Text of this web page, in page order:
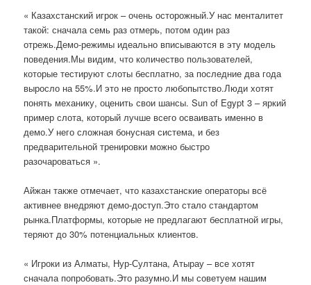
« Казахстанский игрок – очень осторожный.У нас менталитет
такой: сначала семь раз отмерь, потом один раз
отрежь.Демо-режимы идеально вписываются в эту модель
поведения.Мы видим, что количество пользователей,
которые тестируют слоты бесплатно, за последние два года
выросло на 55%.И это не просто любопытство.Люди хотят
понять механику, оценить свои шансы. Sun of Egypt 3 – яркий
пример слота, который лучше всего осваивать именно в
демо.У него сложная бонусная система, и без
предварительной тренировки можно быстро
разочароваться ».
Айжан также отмечает, что казахстанские операторы всё
активнее внедряют демо-доступ.Это стало стандартом
рынка.Платформы, которые не предлагают бесплатной игры,
теряют до 30% потенциальных клиентов.
« Игроки из Алматы, Нур-Султана, Атырау – все хотят
сначала попробовать.Это разумно.И мы советуем нашим